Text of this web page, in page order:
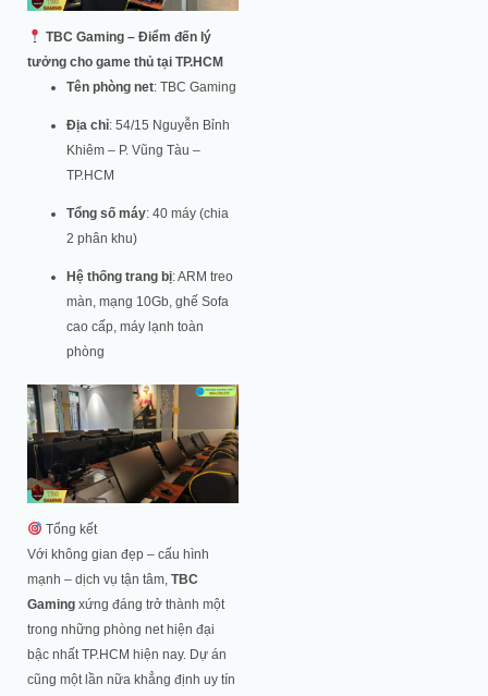
TBC Gaming – Điểm đến lý
tưởng cho game thủ tại TP.HCM
Tên phòng net: TBC Gaming
Địa chỉ: 54/15 Nguyễn Bỉnh
Khiêm – P. Vũng Tàu –
TP.HCM
Tổng số máy: 40 máy (chia
2 phân khu)
Hệ thống trang bị: ARM treo
màn, mạng 10Gb, ghế Sofa
cao cấp, máy lạnh toàn
phòng
Tổng kết
Với không gian đẹp – cấu hình
mạnh – dịch vụ tận tâm, TBC
Gaming xứng đáng trở thành một
trong những phòng net hiện đại
bậc nhất TP.HCM hiện nay. Dự án
cũng một lần nữa khẳng định uy tín